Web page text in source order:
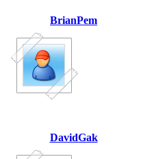
BrianPem
DavidGak